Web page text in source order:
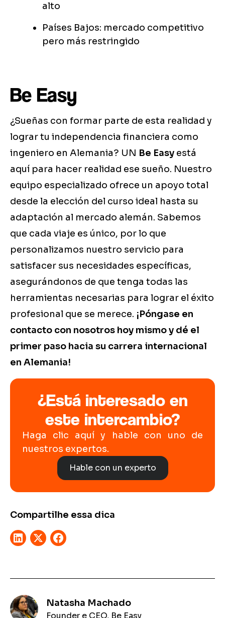
alto
Países Bajos: mercado competitivo
pero más restringido
Be Easy
¿Sueñas con formar parte de esta realidad y
lograr tu independencia financiera como
ingeniero en Alemania? UN Be Easy está
aquí para hacer realidad ese sueño. Nuestro
equipo especializado ofrece un apoyo total
desde la elección del curso ideal hasta su
adaptación al mercado alemán. Sabemos
que cada viaje es único, por lo que
personalizamos nuestro servicio para
satisfacer sus necesidades específicas,
asegurándonos de que tenga todas las
herramientas necesarias para lograr el éxito
profesional que se merece. ¡Póngase en
contacto con nosotros hoy mismo y dé el
primer paso hacia su carrera internacional
en Alemania!
¿Está interesado en
este intercambio?
Haga clic aquí y hable con uno de
nuestros expertos.
Hable con un experto
Compartilhe essa dica
Natasha Machado
Founder e CEO, Be Easy